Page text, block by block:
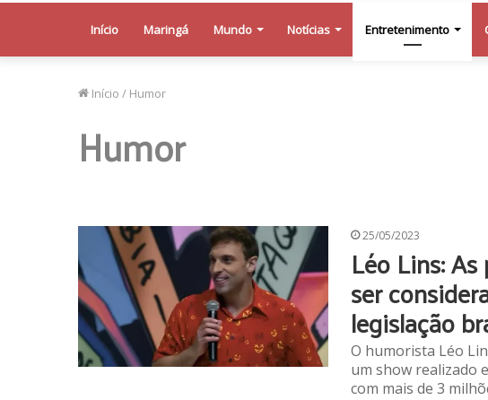
Início Maringá Mundo Notícias Entretenimento
Início / Humor
Humor
25/05/2023
Léo Lins:
ser
legislação
O humorista Léo
um show realizado
com mais de 3